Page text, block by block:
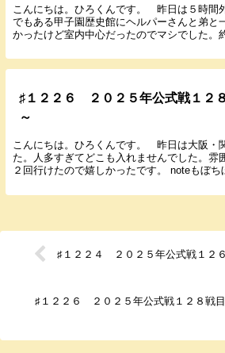
こんにちは。ひろくんです。 昨日は５時間
でもある甲子園歴史館にヘルパーさんと弟と
かったけど室内中心だったのでマシでした。
♯１２２６ ２０２５年公式戦１２
～
こんにちは。ひろくんです。 昨日は大阪・
た。人多すぎてどこも入れませんでした。雰
２回行けたので嬉しかったです。 noteもぼ
♯１２２４ ２０２５年公式戦１２
♯１２２６ ２０２５年公式戦１２８戦